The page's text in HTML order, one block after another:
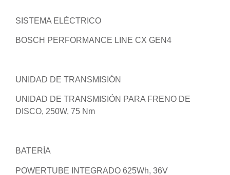
SISTEMA ELÉCTRICO
BOSCH PERFORMANCE LINE CX GEN4
UNIDAD DE TRANSMISIÓN
UNIDAD DE TRANSMISIÓN PARA FRENO DE
DISCO, 250W, 75 Nm
BATERÍA
POWERTUBE INTEGRADO 625Wh, 36V